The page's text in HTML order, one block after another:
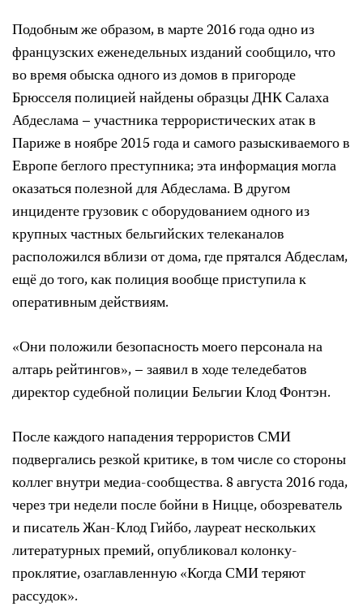
Подобным же образом, в марте 2016 года одно из
французских еженедельных изданий сообщило, что
во время обыска одного из домов в пригороде
Брюсселя полицией найдены образцы ДНК Салаха
Абдеслама – участника террористических атак в
Париже в ноябре 2015 года и самого разыскиваемого в
Европе беглого преступника; эта информация могла
оказаться полезной для Абдеслама. В другом
инциденте грузовик с оборудованием одного из
крупных частных бельгийских телеканалов
расположился вблизи от дома, где прятался Абдеслам,
ещё до того, как полиция вообще приступила к
оперативным действиям.
«Они положили безопасность моего персонала на
алтарь рейтингов», – заявил в ходе теледебатов
директор судебной полиции Бельгии Клод Фонтэн.
После каждого нападения террористов СМИ
подвергались резкой критике, в том числе со стороны
коллег внутри медиа-сообщества. 8 августа 2016 года,
через три недели после бойни в Ницце, обозреватель
и писатель Жан-Клод Гийбо, лауреат нескольких
литературных премий, опубликовал колонку-
проклятие, озаглавленную «Когда СМИ теряют
рассудок».